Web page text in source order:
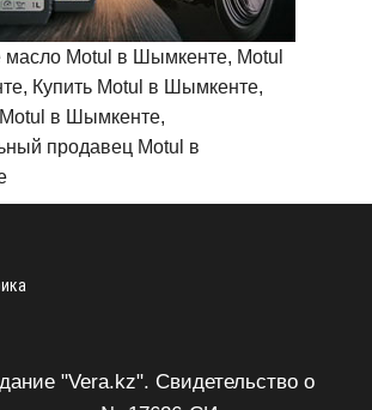
масло Motul в Шымкенте, Motul
Купить Motul в Шымкенте,
в Шымкенте,
продавец Motul в
"Vera.kz". Свидетельство о